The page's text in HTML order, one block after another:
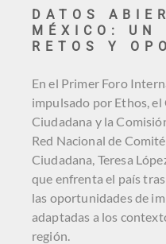
DATOS
MÉXICO: UN
RETOS Y
En el Primer Foro
impulsado por Ethos,
Ciudadana y la
Red Nacional de
Ciudadana, Teresa
que enfrenta el país
las oportunidades de
adaptadas a los
región.